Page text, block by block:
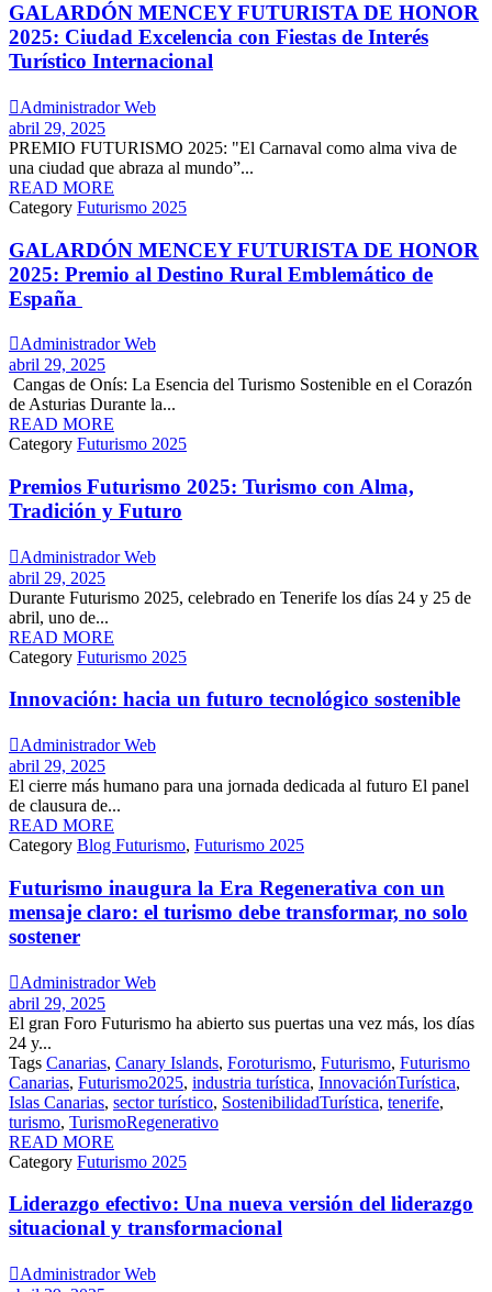
GALARDÓN MENCEY FUTURISTA DE HONOR
2025: Ciudad Excelencia con Fiestas de Interés
Turístico Internacional
Administrador Web
abril 29, 2025
PREMIO FUTURISMO 2025: "El Carnaval como alma viva de
una ciudad que abraza al mundo”...
READ MORE
Category Futurismo 2025
GALARDÓN MENCEY FUTURISTA DE HONOR
2025: Premio al Destino Rural Emblemático de
España
Administrador Web
abril 29, 2025
Cangas de Onís: La Esencia del Turismo Sostenible en el Corazón
de Asturias Durante la...
READ MORE
Category Futurismo 2025
Premios Futurismo 2025: Turismo con Alma,
Tradición y Futuro
Administrador Web
abril 29, 2025
Durante Futurismo 2025, celebrado en Tenerife los días 24 y 25 de
abril, uno de...
READ MORE
Category Futurismo 2025
Innovación: hacia un futuro tecnológico sostenible
Administrador Web
abril 29, 2025
El cierre más humano para una jornada dedicada al futuro El panel
de clausura de...
READ MORE
Category Blog Futurismo, Futurismo 2025
Futurismo inaugura la Era Regenerativa con un
mensaje claro: el turismo debe transformar, no solo
sostener
Administrador Web
abril 29, 2025
El gran Foro Futurismo ha abierto sus puertas una vez más, los días
24 y...
Tags Canarias, Canary Islands, Foroturismo, Futurismo, Futurismo
Canarias, Futurismo2025, industria turística, InnovaciónTurística,
Islas Canarias, sector turístico, SostenibilidadTurística, tenerife,
turismo, TurismoRegenerativo
READ MORE
Category Futurismo 2025
Liderazgo efectivo: Una nueva versión del liderazgo
situacional y transformacional
Administrador Web